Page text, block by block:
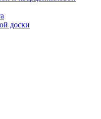
доски